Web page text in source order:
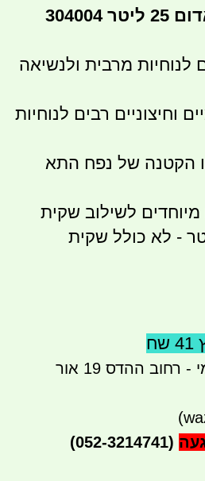
לנוחיות מרבית ולנשיאה
וחיצוניים רבים לנוחיות
הקטנה של נפח התא
לשילוב שקית
ניתן לבצע איסוף עצמי - רחוב ההדס 19 אור
(052-3214741)